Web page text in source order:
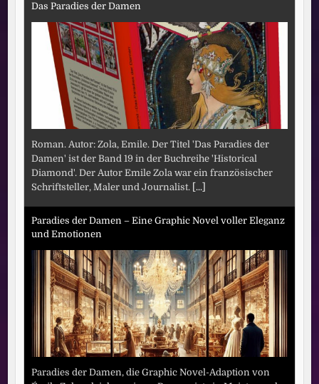
Das Paradies der Damen
Roman. Autor: Zola, Emile. Der Titel 'Das Paradies der
Damen' ist der Band 19 in der Buchreihe 'Historical
Diamond'. Der Autor Emile Zola war ein französischer
Schriftsteller, Maler und Journalist. [...]
Paradies der Damen – Eine Graphic Novel voller Eleganz
und Emotionen
Paradies der Damen, die Graphic Novel-Adaption von